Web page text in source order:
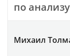
по
Михаил